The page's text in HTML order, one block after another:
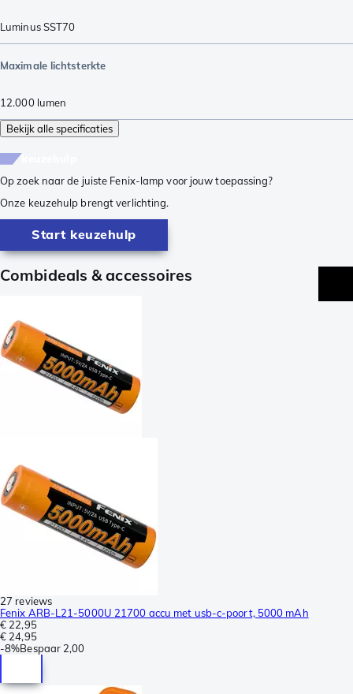
Luminus SST70
Maximale lichtsterkte
12.000lumen
Bekijk alle specificaties
Op zoek naar de juiste Fenix-lamp voor jouw toepassing?
Onze keuzehulp brengt verlichting.
Start keuzehulp
Combideals & accessoires
27 reviews
Fenix ARB-L21-5000U 21700 accu met usb-c-poort, 5000 mAh
€ 22,95
€ 24,95
-8%Bespaar 2,00